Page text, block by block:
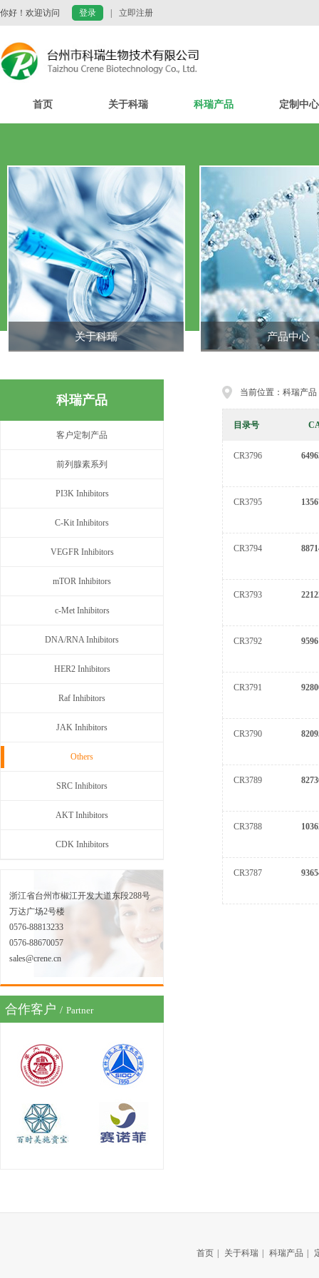
你好！欢迎访问 登录 立即注册
首页 关于科瑞 科瑞产品 定制中心
关于科瑞 产品中心
科瑞产品
客户定制产品
前列腺素系列
PI3K Inhibitors
C-Kit Inhibitors
VEGFR Inhibitors
mTOR Inhibitors
c-Met Inhibitors
DNA/RNA Inhibitors
HER2 Inhibitors
Raf Inhibitors
JAK Inhibitors
Others
SRC Inhibitors
AKT Inhibitors
CDK Inhibitors
浙江省台州市椒江开发大道东段288号
万达广场2号楼
0576-88813233
0576-88670057
sales@crene.cn
合作客户 / Partner
当前位置：科瑞产品
目录号
CR3796
CR3795
CR3794
CR3793
CR3792
CR3791
CR3790
CR3789
CR3788
CR3787
首页 关于科瑞 科瑞产品